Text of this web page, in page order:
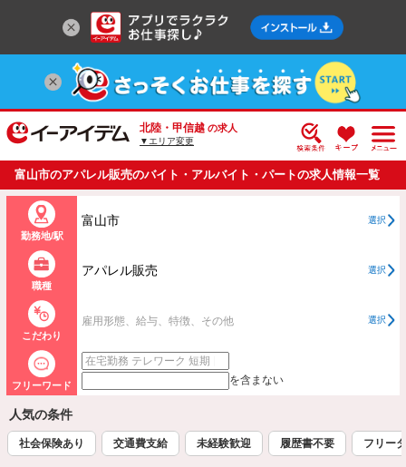
北陸・甲信越 の求人
▼エリア変更
富山市のアパレル販売のバイト・アルバイト・パートの求人情報一覧
勤務地/駅
富山市 選択
職種
アパレル販売 選択
こだわり
雇用形態、給与、特徴、その他 選択
フリーワード を含まない
人気の条件
社会保険あり 交通費支給 未経験歓迎 履歴書不要 フリー